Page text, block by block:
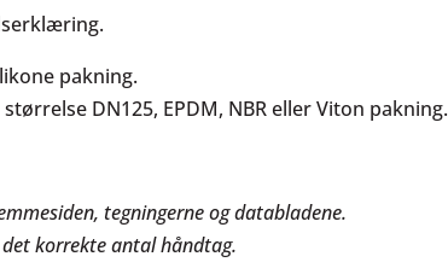
pakning.
DN125, EPDM, NBR eller Viton pakning.
tegningerne og databladene.
korrekte antal håndtag.